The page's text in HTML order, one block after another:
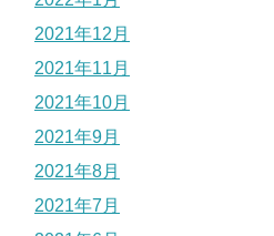
2021年12月
2021年11月
2021年10月
2021年9月
2021年8月
2021年7月